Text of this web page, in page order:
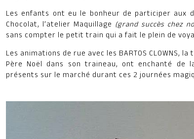
Les enfants ont eu le bonheur de participer aux
Chocolat, l’atelier Maquillage (grand succès chez
sans compter le petit train qui a fait le plein de
Les animations de rue avec les BARTOS CLOWNS, la
Père Noël dans son traineau, ont enchanté de
présents sur le marché durant ces 2 journées